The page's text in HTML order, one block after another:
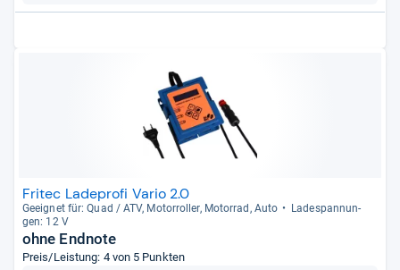
Fritec Ladeprofi Vario 2.0
Geeig­net für: Quad / ATV, Motor­rol­ler, Motor­rad, Auto
Lade­span­nun­
gen: 12 V
ohne Endnote
Preis/Leistung: 4 von 5 Punkten